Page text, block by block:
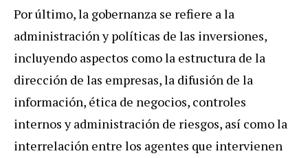
Por último, la gobernanza se refiere a la
administración y políticas de las inversiones,
incluyendo aspectos como la estructura de la
dirección de las empresas, la difusión de la
información, ética de negocios, controles
internos y administración de riesgos, así como la
interrelación entre los agentes que intervienen